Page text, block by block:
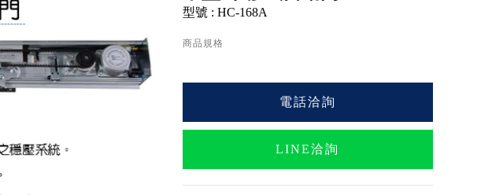
型號 : HC-168A
商品規格
電話洽詢
LINE洽詢